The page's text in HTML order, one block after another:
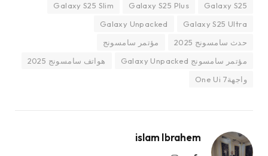
Galaxy S25
Galaxy S25 Plus
Galaxy S25 Slim
Galaxy S25 Ultra
Galaxy Unpacked
حدث سامسونج 2025
مؤتمر سامسونج
مؤتمر سامسونج Galaxy Unpacked
هواتف سامسونج 2025
واجهةOne Ui 7
islam Ibrahem